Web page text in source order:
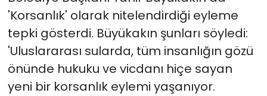
'Korsanlık' olarak nitelendirdiği eyleme
tepki gösterdi. Büyükakın şunları söyledi:
'Uluslararası sularda, tüm insanlığın gözü
önünde hukuku ve vicdanı hiçe sayan
yeni bir korsanlık eylemi yaşanıyor.